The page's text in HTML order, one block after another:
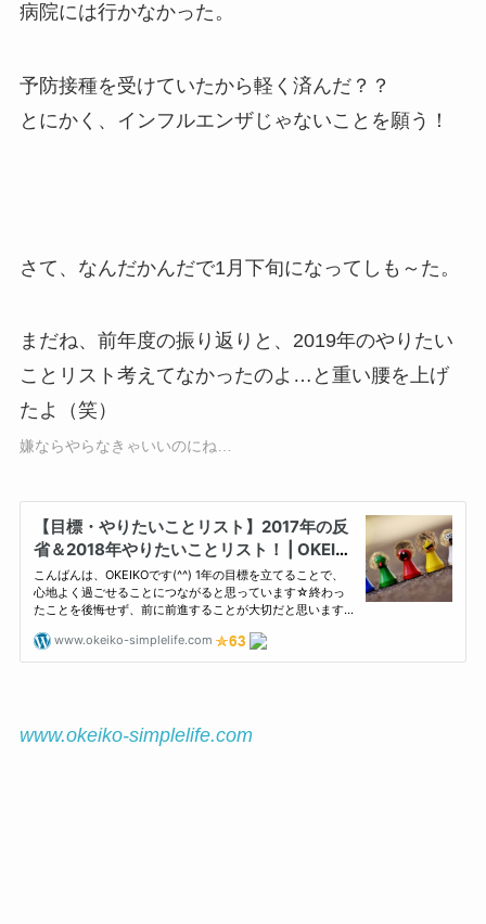
病院には行かなかった。
予防接種を受けていたから軽く済んだ？？
とにかく、インフルエンザじゃないことを願う！
さて、なんだかんだで1月下旬になってしも～た。
まだね、前年度の振り返りと、2019年のやりたい
ことリスト考えてなかったのよ…と重い腰を上げ
たよ（笑）
嫌ならやらなきゃいいのにね…
www.okeiko-simplelife.com